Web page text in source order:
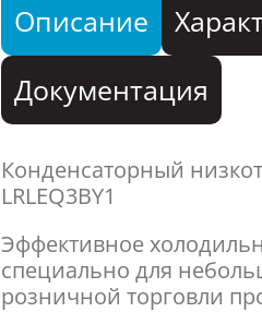
Описание
Документация
Конденсаторный
LRLEQ3BY1
Эффективное
специально для
розничной торговли